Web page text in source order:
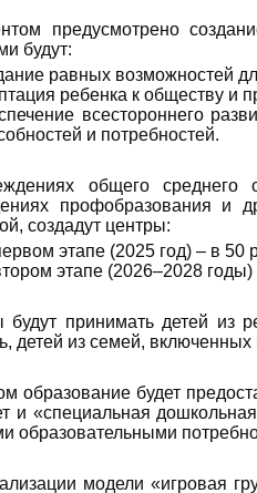
предусмотрено
будут:
равных возможностей
ребенка к обществу и
всестороннего
и потребностей.
общего среднего
профобразования и
создадут центры:
этапе (2025 год) – в 50
этапе (2026–2028
будут принимать детей из
детей из семей,
образование будет
и «специальная
образовательными
модели «игровая